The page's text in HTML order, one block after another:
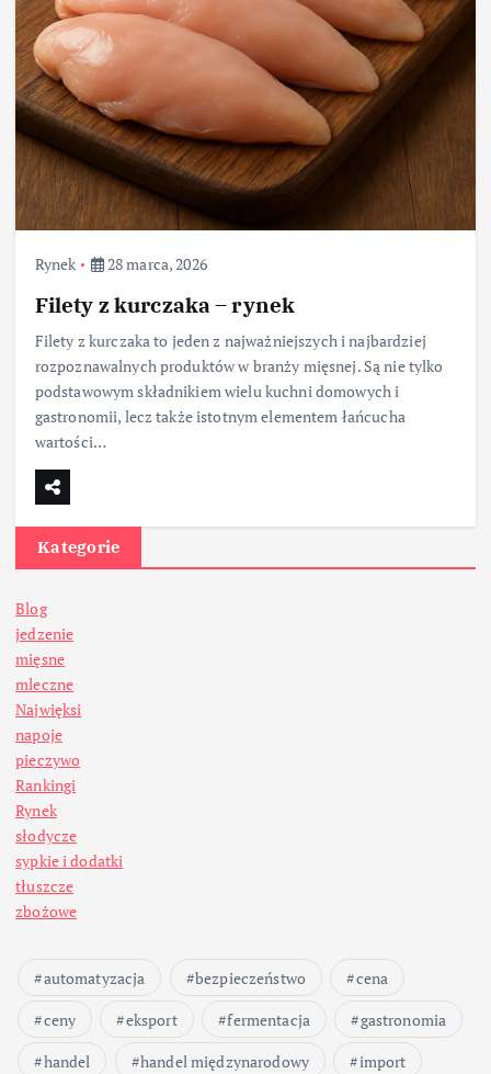
Rynek 28 marca, 2026
Filety z kurczaka – rynek
Filety z kurczaka to jeden z najważniejszych i najbardziej
rozpoznawalnych produktów w branży mięsnej. Są nie tylko
podstawowym składnikiem wielu kuchni domowych i
gastronomii, lecz także istotnym elementem łańcucha
wartości…
Kategorie
Blog
jedzenie
mięsne
mleczne
Najwięksi
napoje
pieczywo
Rankingi
Rynek
słodycze
sypkie i dodatki
tłuszcze
zbożowe
automatyzacja bezpieczeństwo
cena
ceny
eksport fermentacja
gastronomia
handel
handel międzynarodowy
import